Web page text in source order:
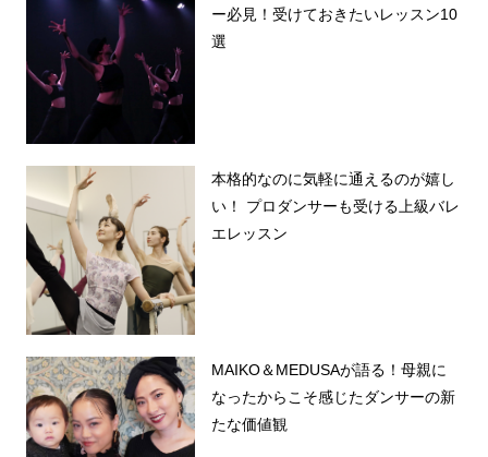
ー必見！受けておきたいレッスン10
選
本格的なのに気軽に通えるのが嬉し
い！ プロダンサーも受ける上級バレ
エレッスン
MAIKO＆MEDUSAが語る！母親に
なったからこそ感じたダンサーの新
たな価値観